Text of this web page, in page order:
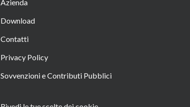
Azienda
Download
Contatti
Privacy Policy
Sovvenzioni e Contributi Pubblici